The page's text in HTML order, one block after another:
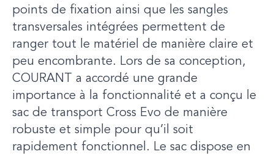
points de fixation ainsi que les sangles
transversales intégrées permettent de
ranger tout le matériel de manière claire et
peu encombrante. Lors de sa conception,
COURANT a accordé une grande
importance à la fonctionnalité et a conçu le
sac de transport Cross Evo de manière
robuste et simple pour qu’il soit
rapidement fonctionnel. Le sac dispose en